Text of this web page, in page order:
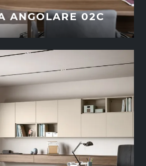
ANGOLARE 02C